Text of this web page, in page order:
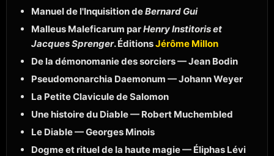
Manuel de l'Inquisition deBernard Gui
Malleus Maleficarum parHenry Institoris et
Jacques Sprenger. ÉditionsJérôme Millon
De la démonomanie des sorciers — Jean Bodin
Pseudomonarchia Daemonum — Johann Weyer
La Petite Clavicule de Salomon
Une histoire du Diable — Robert Muchembled
Le Diable — Georges Minois
Dogme et rituel de la haute magie — Éliphas Lévi